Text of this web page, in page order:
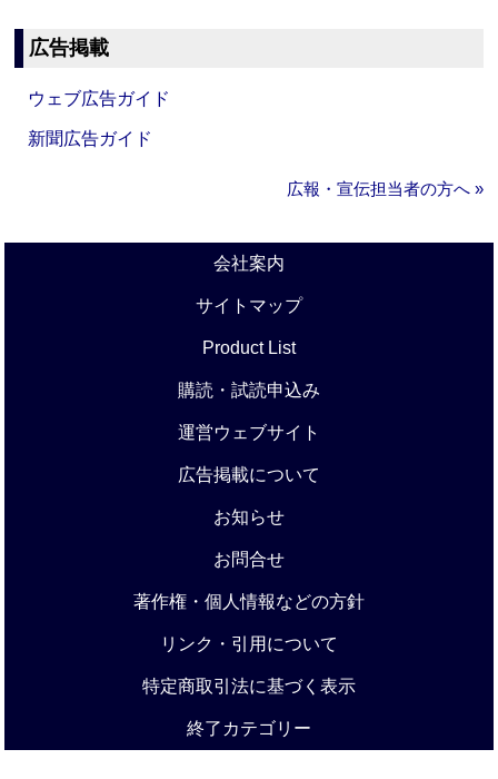
広告掲載
ウェブ広告ガイド
新聞広告ガイド
広報・宣伝担当者の方へ »
会社案内
サイトマップ
Product List
購読・試読申込み
運営ウェブサイト
広告掲載について
お知らせ
お問合せ
著作権・個人情報などの方針
リンク・引用について
特定商取引法に基づく表示
終了カテゴリー